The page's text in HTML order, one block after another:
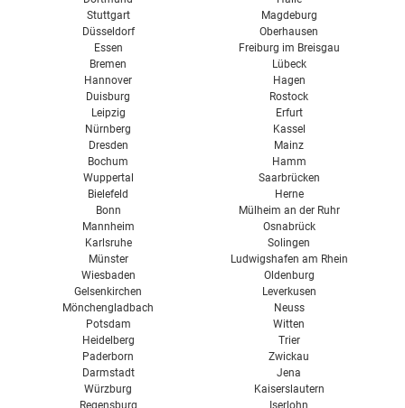
Stuttgart
Düsseldorf
Essen
Bremen
Hannover
Duisburg
Leipzig
Nürnberg
Dresden
Bochum
Wuppertal
Bielefeld
Bonn
Mannheim
Karlsruhe
Münster
Wiesbaden
Gelsenkirchen
Mönchengladbach
Magdeburg
Oberhausen
Freiburg im Breisgau
Lübeck
Hagen
Rostock
Erfurt
Kassel
Mainz
Hamm
Saarbrücken
Herne
Mülheim an der Ruhr
Osnabrück
Solingen
Ludwigshafen am Rhein
Oldenburg
Leverkusen
Neuss
Potsdam
Heidelberg
Paderborn
Darmstadt
Würzburg
Regensburg
Witten
Trier
Zwickau
Jena
Kaiserslautern
Iserlohn